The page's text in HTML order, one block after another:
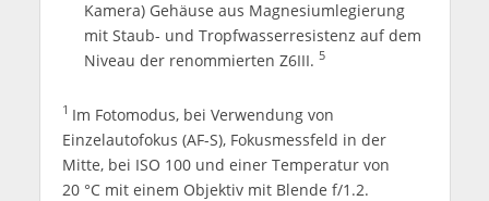
Kamera) Gehäuse aus Magnesiumlegierung
mit Staub- und Tropfwasserresistenz auf dem
Niveau der renommierten Z6III. 5
1 Im Fotomodus, bei Verwendung von
Einzelautofokus (AF-S), Fokusmessfeld in der
Mitte, bei ISO 100 und einer Temperatur von
20 °C mit einem Objektiv mit Blende f/1.2.